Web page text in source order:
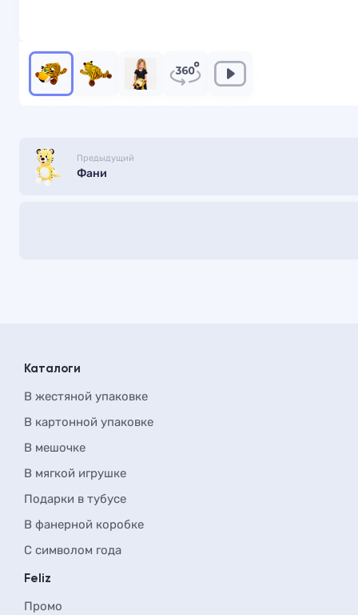
Предыдущий
Фани
Каталоги
В жестяной упаковке
В картонной упаковке
В мешочке
В мягкой игрушке
Подарки в тубусе
В фанерной коробке
С символом года
Feliz
Промо